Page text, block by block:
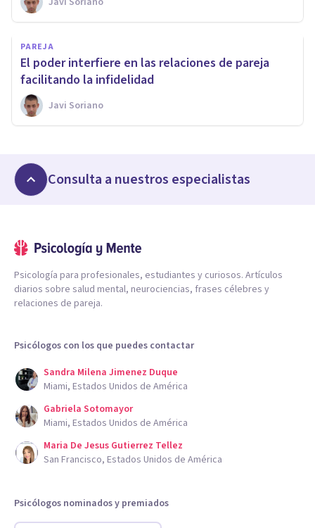
PAREJA
El poder interfiere en las relaciones de pareja
facilitando la infidelidad
Javi Soriano
Consulta a nuestros especialistas
Psicología para profesionales, estudiantes y curiosos. Artículos
diarios sobre salud mental, neurociencias, frases célebres y
relaciones de pareja.
Psicólogos con los que puedes contactar
Sandra Milena Jimenez Duque
Miami, Estados Unidos de América
Gabriela Sotomayor
Miami, Estados Unidos de América
Maria De Jesus Gutierrez Tellez
San Francisco, Estados Unidos de América
Psicólogos nominados y premiados